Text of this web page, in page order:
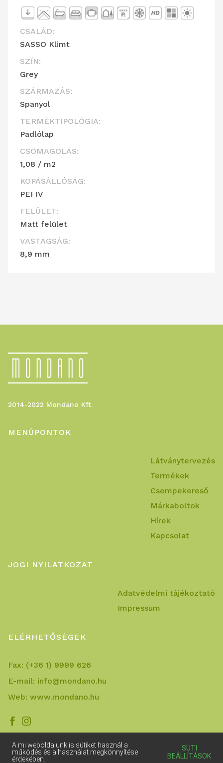
CSALÁD:
SASSO Klimt
SZÍN:
Grey
SZÁRMAZÁS:
Spanyol
TERMÉKTIPOLÓGIA:
Padlólap
CSOMAGOLÁS:
1,08 / m2
KOPÁSÁLLÓSÁG:
PEI IV
FELÜLET:
Matt felület
VASTAGSÁG:
8,9 mm
2014-2022 Mondano Kft.
MENÜPONTOK
Látványtervezés
Termékek
Csempekereső
Márkaboltok
Hírek
Kapcsolat
JOGI NYILATKOZAT
Adatvédelmi tájékoztató
Impressum
ELÉRHETŐSÉGEK
Fax: (+36 1) 9999 626
E-mail: info@mondano.hu
Web: www.mondano.hu
 
A mi weboldalunk is sütiket használ a
működés és a használat megkönnyítése
érdekében.
SÜTI
BEÁLLÍTÁSOK